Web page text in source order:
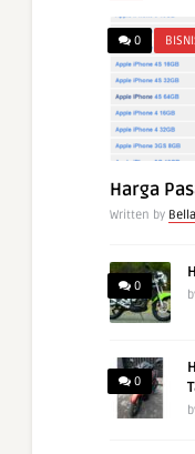
0
Harga
Written by
0
0